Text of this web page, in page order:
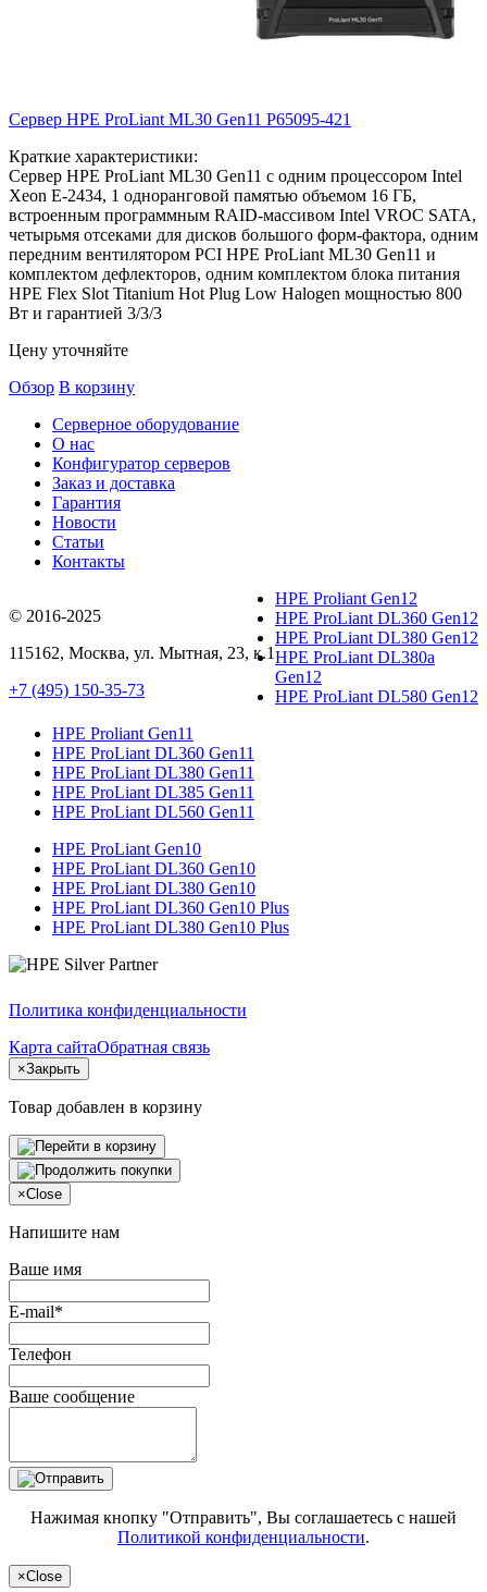
Сервер HPE ProLiant ML30 Gen11 P65095-421
Краткие характеристики:
Сервер HPE ProLiant ML30 Gen11 с одним процессором Intel
Xeon E-2434, 1 одноранговой памятью объемом 16 ГБ,
встроенным программным RAID-массивом Intel VROC SATA,
четырьмя отсеками для дисков большого форм-фактора, одним
передним вентилятором PCI HPE ProLiant ML30 Gen11 и
комплектом дефлекторов, одним комплектом блока питания
HPE Flex Slot Titanium Hot Plug Low Halogen мощностью 800
Вт и гарантией 3/3/3
Цену уточняйте
Обзор В корзину
Серверное оборудование
О нас
Конфигуратор серверов
Заказ и доставка
Гарантия
Новости
Статьи
Контакты
© 2016-2025
115162, Москва, ул. Мытная, 23, к.1
+7 (495) 150-35-73
HPE Proliant Gen12
HPE ProLiant DL360 Gen12
HPE ProLiant DL380 Gen12
HPE ProLiant DL380a
Gen12
HPE ProLiant DL580 Gen12
HPE Proliant Gen11
HPE ProLiant DL360 Gen11
HPE ProLiant DL380 Gen11
HPE ProLiant DL385 Gen11
HPE ProLiant DL560 Gen11
HPE ProLiant Gen10
HPE ProLiant DL360 Gen10
HPE ProLiant DL380 Gen10
HPE ProLiant DL360 Gen10 Plus
HPE ProLiant DL380 Gen10 Plus
Политика конфиденциальности
Карта сайтаОбратная связь
×Закрыть
Товар добавлен в корзину
×Close
Напишите нам
Ваше имя
E-mail*
Телефон
Ваше сообщение
Нажимая кнопку "Отправить", Вы соглашаетесь с нашей
Политикой конфиденциальности.
×Close